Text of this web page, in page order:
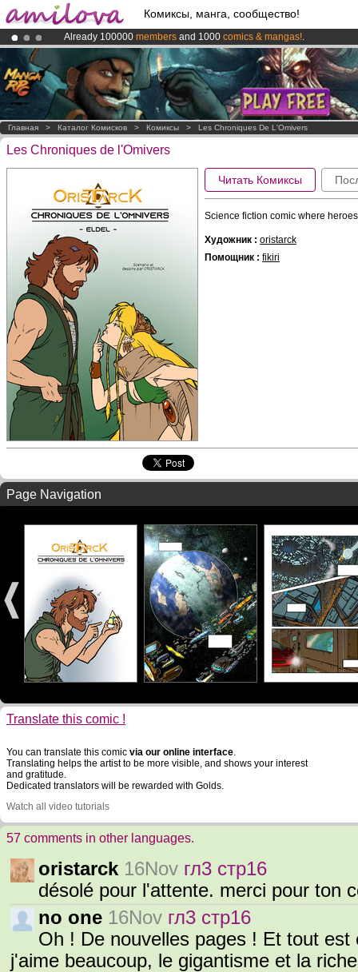
Комиксы, манга, сообщество!
Already 100000 members and 1000 comics & mangas!.
Premium membership from3.95 eurosper month !Get membership
AmilovaKickstarter is now LIVE!.
Главная > Каталог Комисков > Комиксы > Les Chroniques De L'Omivers
Les Chroniques de l'Omivers
Читать Комиксы
Science fiction comic where
Художник : oristarck
Помощник : fikiri
Page Navigation
Translate this comic !
You can translate this comic via our online interface.
Translating helps the artist to be more visible, and shows your interest
and gratitude.
Dedicated translators will be rewarded with Golds.
Watch all video tutorials
57 comments in other languages.
oristarck 16Nov гл3 стр16
désolé pour l'attente. merci pour ton
no one 16Nov гл3 стр16
Oh ! De nouvelles pages ! Et tout
j'aime beaucoup, le gigantisme et la